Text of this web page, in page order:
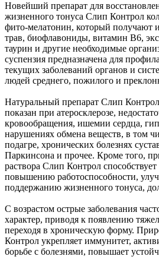
Новейший препарат для
жизненного тонуса Слип Контрол
фито-мелатонин, который получают
трав, биофлавониды, витамин В6,
таурин и другие необходимые
суспензия предназначена для
текущих заболеваний органов и
людей среднего, пожилого и
Натуральный препарат Слип
показан при атеросклерозе,
кровообращения, ишемии сердца,
нарушениях обмена веществ, в том
подагре, хронических болезнях
Паркинсона и прочее. Кроме того,
раствора Слип Контрол
повышению работоспособности,
поддержанию жизненного тонуса,
С возрастом острые заболевания
характер, приводя к появлению
переходя в хроническую форму.
Контрол укрепляет иммунитет,
борьбе с болезнями, повышает